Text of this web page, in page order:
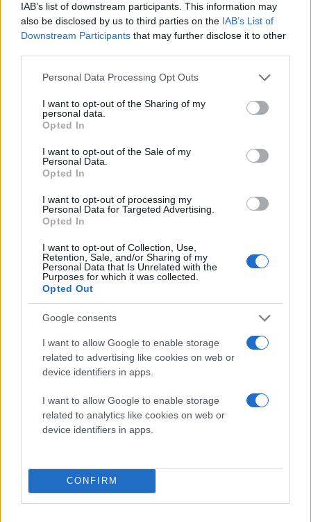
IAB’s list of downstream participants. This information may
also be disclosed by us to third parties on the IAB’s List of
Downstream Participants that may further disclose it to other
Please note that this website/app uses one or more Google
not limited to your visit or usage behaviour. You may click to
grant or deny consent to Google and its third-party tags to
use your data for below specified purposes in below Google
consent section.
Personal Data Processing Opt Outs
I want to opt-out of the Sharing of my
personal data.
Opted In
I want to opt-out of the Sale of my
Personal Data.
Opted In
I want to opt-out of processing my
Personal Data for Targeted Advertising.
Opted In
I want to opt-out of Collection, Use,
Retention, Sale, and/or Sharing of my
Personal Data that Is Unrelated with the
Purposes for which it was collected.
Opted Out
Google consents
I want to allow Google to enable storage
related to advertising like cookies on web or
device identifiers in apps.
I want to allow Google to enable storage
related to analytics like cookies on web or
device identifiers in apps.
CONFIRM
και το λειτουργικό μερικές από τις οποίες
περιλαμβάνουμε παρακάτω: